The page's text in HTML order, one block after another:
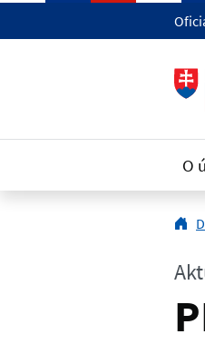
Preskočiť na hlavný obsah
O